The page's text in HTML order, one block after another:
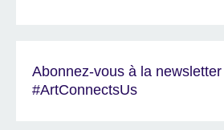
Abonnez-vous à la newsletter
#ArtConnectsUs